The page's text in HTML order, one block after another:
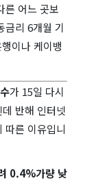
른 어느 곳보
금리 6개월 기
이나 케이뱅
가 15일 다시
반해 인터넷
따른 이유입니
0.4%가량 낮